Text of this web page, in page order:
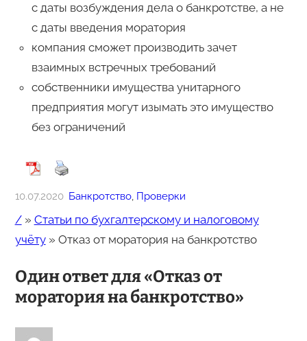
с даты возбуждения дела о банкротстве, а не
с даты введения моратория
компания сможет производить зачет
взаимных встречных требований
собственники имущества унитарного
предприятия могут изымать это имущество
без ограничений
10.07.2020 Банкротство, Проверки
/» Статьи по бухгалтерскому и налоговому
учёту» Отказ от моратория на банкротство
Один ответ для «Отказ от
моратория на банкротство»